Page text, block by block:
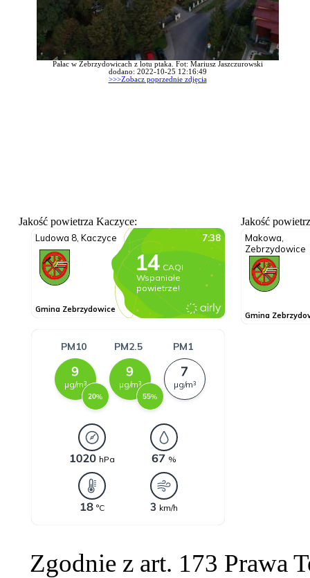
Pałac w Zebrzydowicach z lotu ptaka. Fot: Mariusz Jaszczurowski
dodano: 2022-10-25 12:16:49
>>>Zobacz poprzednie zdjęcia
Jakość powietrza Kaczyce: Jakość
Zgodnie z art. 173 Prawa